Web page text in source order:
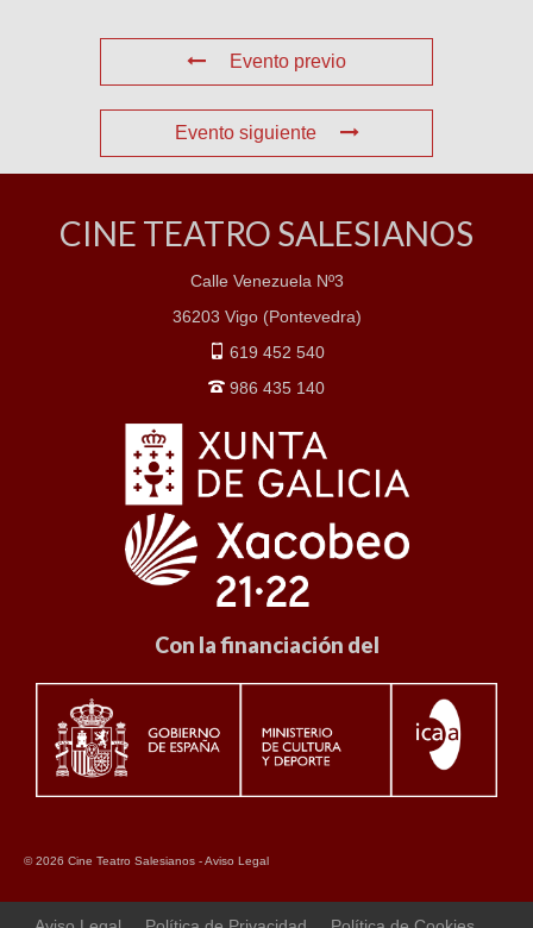
Evento previo
Evento siguiente
CINE TEATRO SALESIANOS
Calle Venezuela Nº3
36203 Vigo (Pontevedra)
619 452 540
986 435 140
Con la financiación del
© 2026 Cine Teatro Salesianos -Aviso Legal